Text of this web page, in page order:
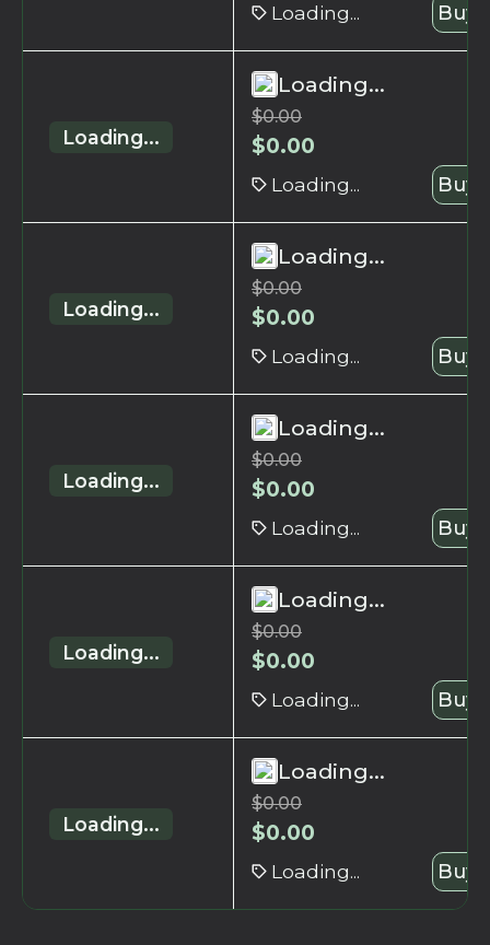
Loading... Buy
Loading...
Loading...
$0.00
$0.00
Loading... Buy
Loading...
Loading...
$0.00
$0.00
Loading... Buy
Loading...
Loading...
$0.00
$0.00
Loading... Buy
Loading...
Loading...
$0.00
$0.00
Loading... Buy
Loading...
Loading...
$0.00
$0.00
Loading... Buy